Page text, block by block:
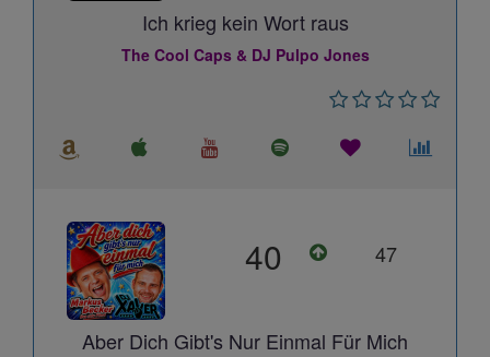
Ich krieg kein Wort raus
The Cool Caps & DJ Pulpo Jones
40 47
Aber Dich Gibt's Nur Einmal Für Mich